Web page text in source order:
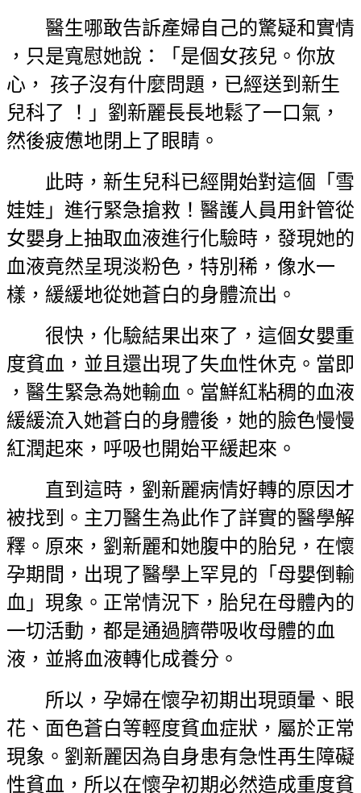
醫生哪敢告訴產婦自己的驚疑和實情
，只是寬慰她說：「是個女孩兒。你放
心， 孩子沒有什麼問題，已經送到新生
兒科了 ！」劉新麗長長地鬆了一口氣，
然後疲憊地閉上了眼睛。
此時，新生兒科已經開始對這個「雪
娃娃」進行緊急搶救！醫護人員用針管從
女嬰身上抽取血液進行化驗時，發現她的
血液竟然呈現淡粉色，特別稀，像水一
樣，緩緩地從她蒼白的身體流出。
很快，化驗結果出來了，這個女嬰重
度貧血，並且還出現了失血性休克。當即
，醫生緊急為她輸血。當鮮紅粘稠的血液
緩緩流入她蒼白的身體後，她的臉色慢慢
紅潤起來，呼吸也開始平緩起來。
直到這時，劉新麗病情好轉的原因才
被找到。主刀醫生為此作了詳實的醫學解
釋。原來，劉新麗和她腹中的胎兒，在懷
孕期間，出現了醫學上罕見的「母嬰倒輸
血」現象。正常情況下，胎兒在母體內的
一切活動，都是通過臍帶吸收母體的血
液，並將血液轉化成養分。
所以，孕婦在懷孕初期出現頭暈、眼
花、面色蒼白等輕度貧血症狀，屬於正常
現象。劉新麗因為自身患有急性再生障礙
性貧血，所以在懷孕初期必然造成重度貧